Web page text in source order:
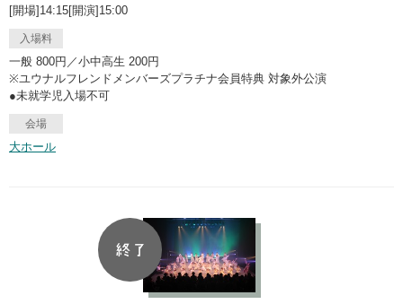
[開場]14:15[開演]15:00
入場料
一般 800円／小中高生 200円
※ユウナルフレンドメンバーズプラチナ会員特典 対象外公演
●未就学児入場不可
会場
大ホール